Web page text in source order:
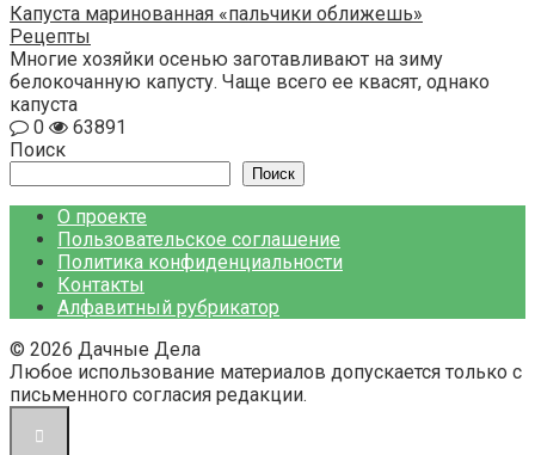
Капуста маринованная «пальчики оближешь»
Рецепты
Многие хозяйки осенью заготавливают на зиму
белокочанную капусту. Чаще всего ее квасят, однако
капуста
0
63891
Поиск
Поиск
О проекте
Пользовательское соглашение
Политика конфиденциальности
Контакты
Алфавитный рубрикатор
© 2026 Дачные Дела
Любое использование материалов допускается только с
письменного согласия редакции.